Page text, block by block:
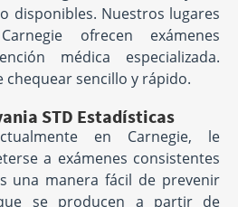
disponibles. Nuestros lugares
ofrecen exámenes
médica especializada.
chequear sencillo y rápido.
STD Estadísticas
en Carnegie, le
a exámenes consistentes
una manera fácil de prevenir
se producen a partir de